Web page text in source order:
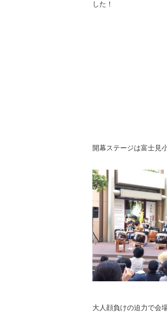
した！
開幕ステージは富士見
大人顔負けの迫力で会